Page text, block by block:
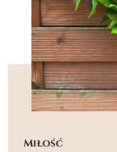
Miłość